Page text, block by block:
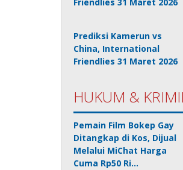
Prediksi Kamerun vs
China, International
Friendlies 31 Maret 2026
HUKUM &
Pemain Film Bokep Gay
Ditangkap di Kos, Dijual
Melalui MiChat Harga
Cuma Rp50 Ri…